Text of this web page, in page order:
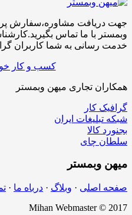
جهت دریافت مشاوره،سفارش
خدمت رسانی به شما کاربران
کسب و کار
همکاران تجاری میهن وبمستر
گرافیک کار
شبکه تبلیغات ایران
بجنورد کالا
سلطان چای
میهن وبمستر
صفحه اصلی · وبلاگ · درباه ما ·
Mihan Webmaster © 2017